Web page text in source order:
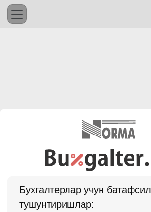
Бухгалтерлар учун батафсил
тушунтиришлар: